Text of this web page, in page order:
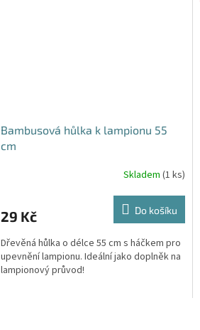
Bambusová hůlka k lampionu 55
cm
Skladem (1 ks)
29 Kč Do košíku
Dřevěná hůlka o délce 55 cm s háčkem pro
upevnění lampionu. Ideální jako doplněk na
lampionový průvod!